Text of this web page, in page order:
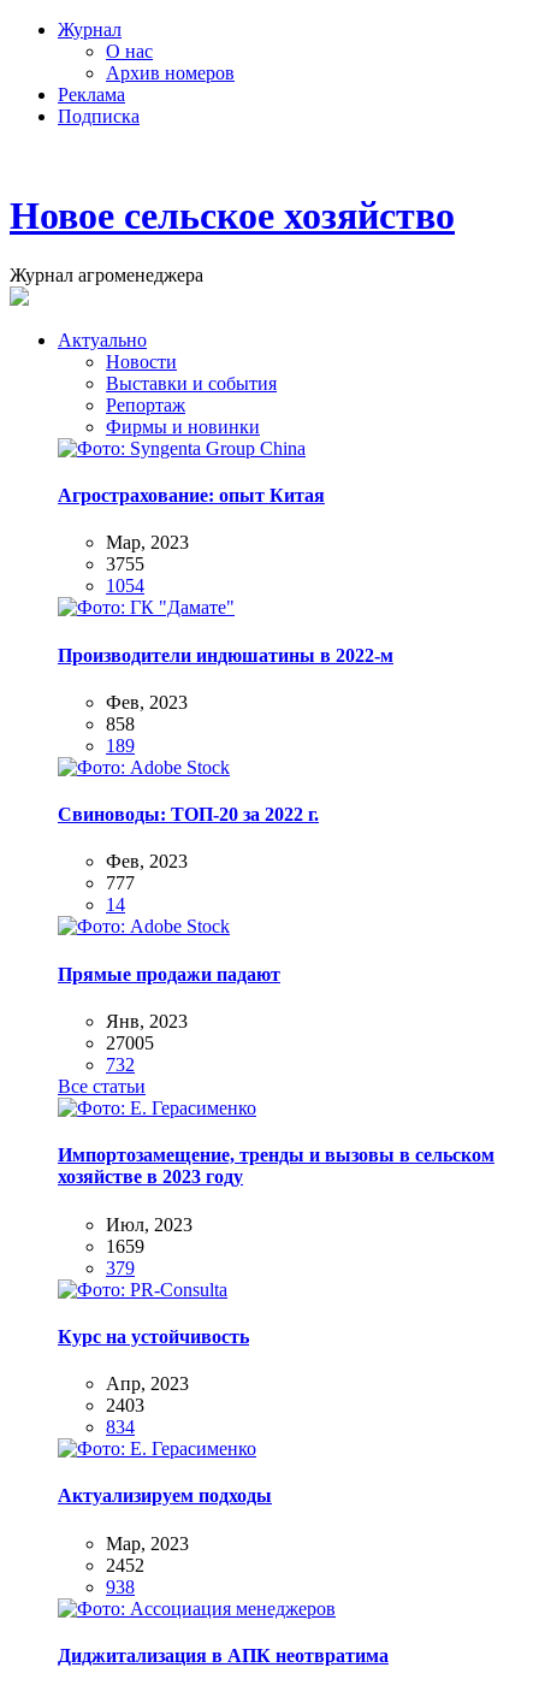
Журнал
О нас
Архив номеров
Реклама
Подписка
Новое сельское хозяйство
Журнал агроменеджера
Актуально
Новости
Выставки и события
Репортаж
Фирмы и новинки
Агрострахование: опыт Китая
Мар, 2023
3755
1054
Производители индюшатины в 2022-м
Фев, 2023
858
189
Свиноводы: ТОП-20 за 2022 г.
Фев, 2023
777
14
Прямые продажи падают
Янв, 2023
27005
732
Все статьи
Импортозамещение, тренды и вызовы в сельском
хозяйстве в 2023 году
Июл, 2023
1659
379
Курс на устойчивость
Апр, 2023
2403
834
Актуализируем подходы
Мар, 2023
2452
938
Диджитализация в АПК неотвратима